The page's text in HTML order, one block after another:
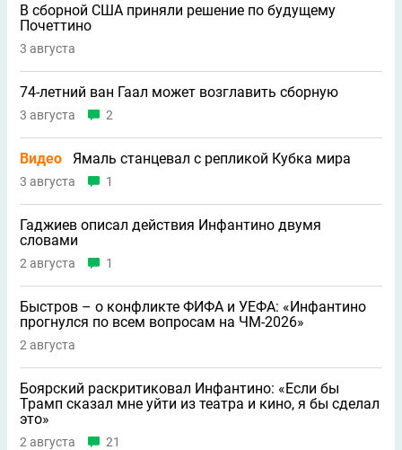
В сборной США приняли решение по будущему
Почеттино
3 августа
74-летний ван Гаал может возглавить сборную
3 августа 2
Видео Ямаль станцевал с репликой Кубка мира
3 августа 1
Гаджиев описал действия Инфантино двумя
словами
2 августа 1
Быстров – о конфликте ФИФА и УЕФА: «Инфантино
прогнулся по всем вопросам на ЧМ-2026»
2 августа
Боярский раскритиковал Инфантино: «Если бы
Трамп сказал мне уйти из театра и кино, я бы сделал
это»
2 августа 21